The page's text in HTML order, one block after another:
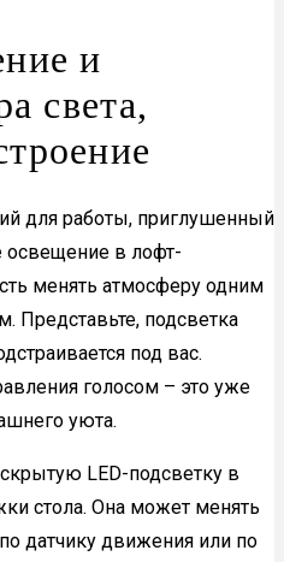
и
света,
для работы, приглушенный
освещение в лофт-
менять атмосферу одним
Представьте, подсветка
под вас.
голосом – это уже
уюта.
LED-подсветку в
стола. Она может менять
датчику движения или по